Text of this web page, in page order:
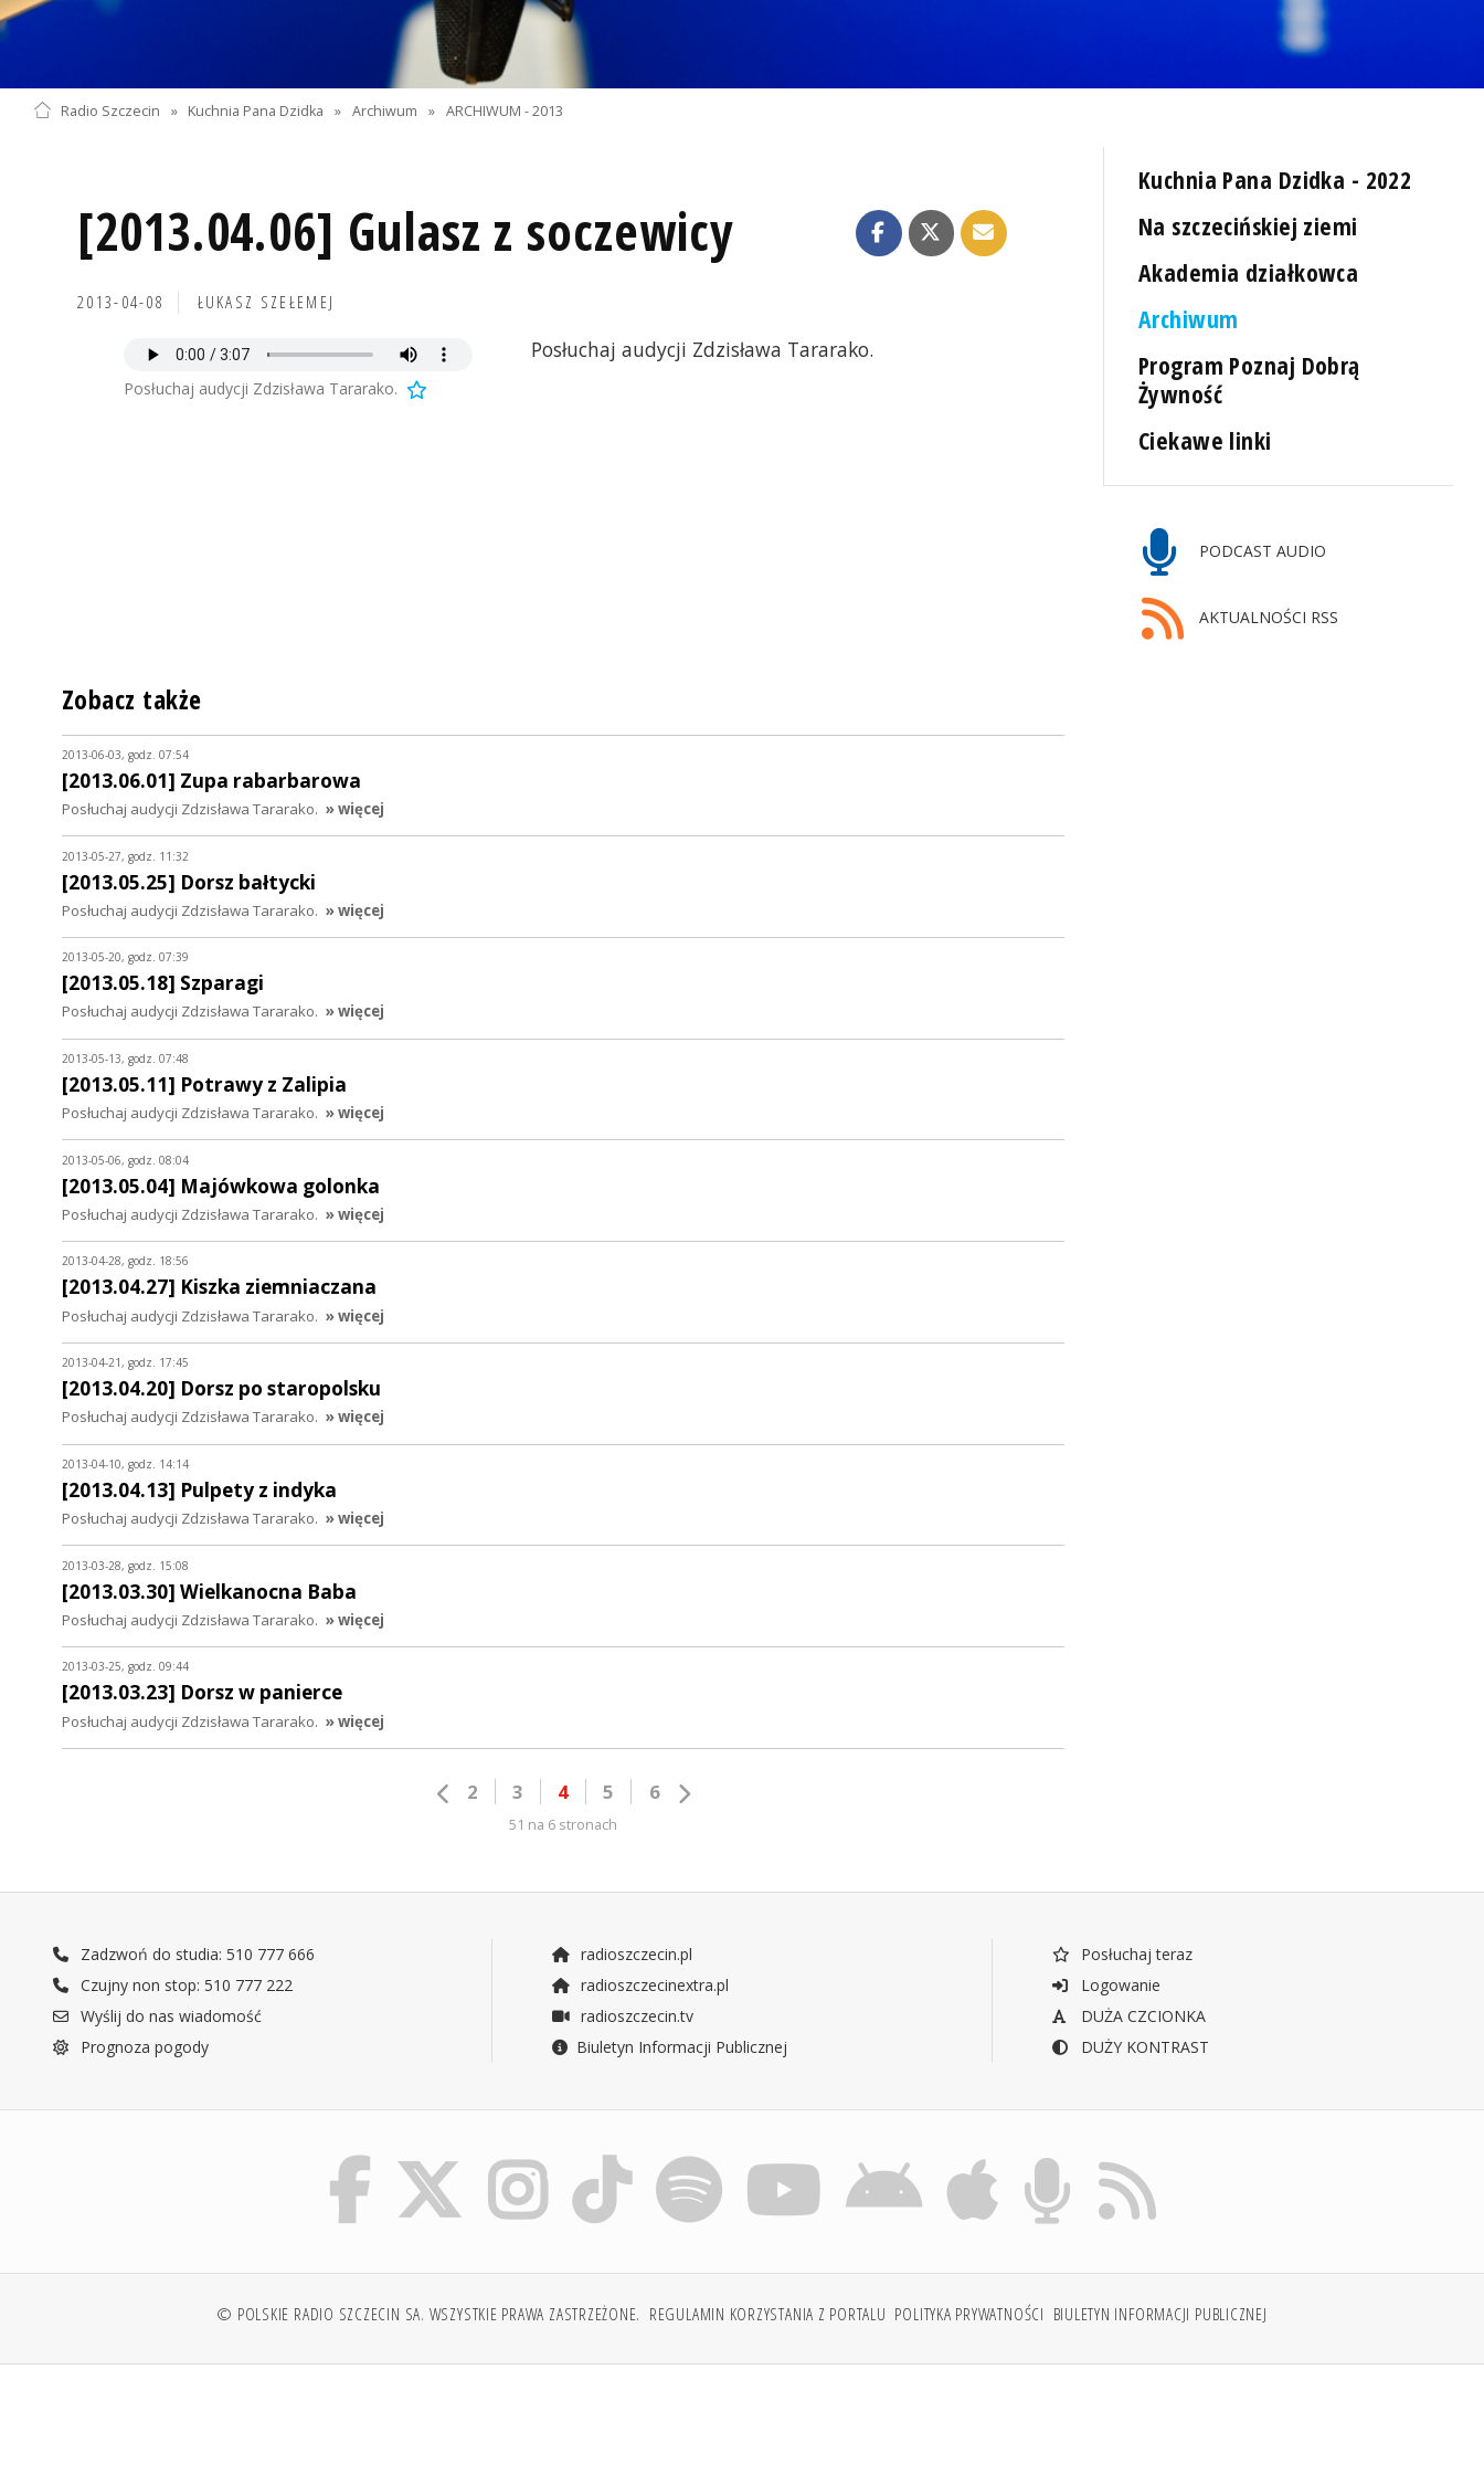
Radio Szczecin » Kuchnia Pana Dzidka » Archiwum » ARCHIWUM - 2013
[2013.04.06] Gulasz z soczewicy
2013-04-08 ŁUKASZ SZEŁEMEJ
Posłuchaj audycji Zdzisława Tararako.
Posłuchaj audycji Zdzisława Tararako.
Kuchnia Pana Dzidka - 2022
Na szczecińskiej ziemi
Akademia działkowca
Archiwum
Program Poznaj Dobrą
Żywność
Ciekawe linki
PODCAST AUDIO
AKTUALNOŚCI RSS
Zobacz także
2013-06-03, godz. 07:54
[2013.06.01] Zupa rabarbarowa
Posłuchaj audycji Zdzisława Tararako. » więcej
2013-05-27, godz. 11:32
[2013.05.25] Dorsz bałtycki
Posłuchaj audycji Zdzisława Tararako. » więcej
2013-05-20, godz. 07:39
[2013.05.18] Szparagi
Posłuchaj audycji Zdzisława Tararako. » więcej
2013-05-13, godz. 07:48
[2013.05.11] Potrawy z Zalipia
Posłuchaj audycji Zdzisława Tararako. » więcej
2013-05-06, godz. 08:04
[2013.05.04] Majówkowa golonka
Posłuchaj audycji Zdzisława Tararako. » więcej
2013-04-28, godz. 18:56
[2013.04.27] Kiszka ziemniaczana
Posłuchaj audycji Zdzisława Tararako. » więcej
2013-04-21, godz. 17:45
[2013.04.20] Dorsz po staropolsku
Posłuchaj audycji Zdzisława Tararako. » więcej
2013-04-10, godz. 14:14
[2013.04.13] Pulpety z indyka
Posłuchaj audycji Zdzisława Tararako. » więcej
2013-03-28, godz. 15:08
[2013.03.30] Wielkanocna Baba
Posłuchaj audycji Zdzisława Tararako. » więcej
2013-03-25, godz. 09:44
[2013.03.23] Dorsz w panierce
Posłuchaj audycji Zdzisława Tararako. » więcej
2 3 4 5 6
51 na 6 stronach
Zadzwoń do studia: 510 777 666
Czujny non stop: 510 777 222
Wyślij do nas wiadomość
Prognoza pogody
radioszczecin.pl
radioszczecinextra.pl
radioszczecin.tv
Biuletyn Informacji Publicznej
Posłuchaj teraz
Logowanie
DUŻA CZCIONKA
DUŻY KONTRAST
© POLSKIE RADIO SZCZECIN SA. WSZYSTKIE PRAWA ZASTRZEŻONE. REGULAMIN KORZYSTANIA Z PORTALU POLITYKA PRYWATNOŚCI BIULETYN INFORMACJI PUBLICZNEJ